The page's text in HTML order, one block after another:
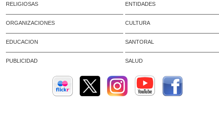
RELIGIOSAS ENTIDADES
ORGANIZACIONES CULTURA
EDUCACION SANTORAL
PUBLICIDAD SALUD